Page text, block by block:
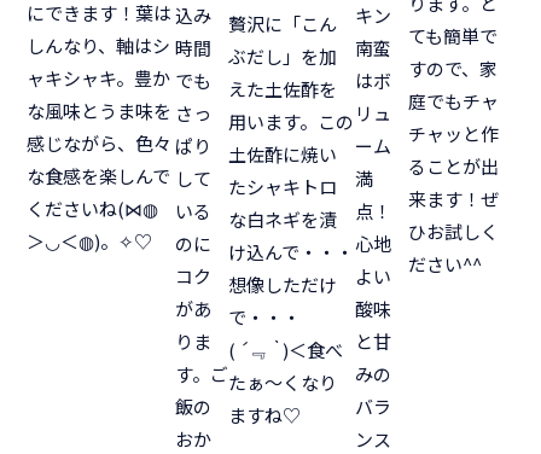
にできます！葉は
しんなり、軸はシ
ャキシャキ。豊か
な風味とうま味を
感じながら、色々
な食感を楽しんで
くださいね(⋈◍
＞◡＜◍)。✧♡
込み
時間
でも
さっ
ぱり
して
いる
のに
コク
があ
りま
す。ご
飯の
おか
贅沢に「こん
ぶだし」を加
えた土佐酢を
用います。この
土佐酢に焼い
たシャキトロ
な白ネギを漬
け込んで・・・
想像しただけ
で・・・
( ´﹃｀)＜食べ
たぁ～くなり
ますね♡
キン
南蛮
はボ
リュ
ーム
満
点！
心地
よい
酸味
と甘
みの
バラ
ンス
ても簡単で
すので、家
庭でもチャ
チャッと作
ることが出
来ます！ぜ
ひお試しく
ださい^^